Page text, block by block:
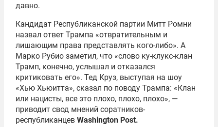
давно.
Кандидат Республиканской партии Митт Ромни
назвал ответ Трампа «отвратительным и
лишающим права представлять кого-либо». А
Марко Рубио заметил, что «слово ку-клукс-клан
Трамп, конечно, услышал и отказался
критиковать его». Тед Круз, выступая на шоу
«Хью Хьюитта», сказал по поводу Трампа: «Клан
или нацисты, все это плохо, плохо, плохо», —
приводит свод мнений соратников-
республиканцев Washington Post.